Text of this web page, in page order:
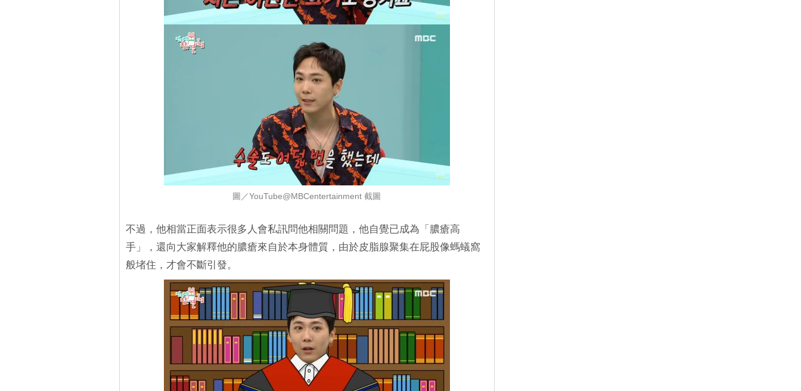
圖／YouTube@MBCentertainment 截圖
不過，他相當正面表示很多人會私訊問他相關問題，他自覺已成為「膿瘡高
手」，還向大家解釋他的膿瘡來自於本身體質，由於皮脂腺聚集在屁股像螞蟻窩
般堵住，才會不斷引發。